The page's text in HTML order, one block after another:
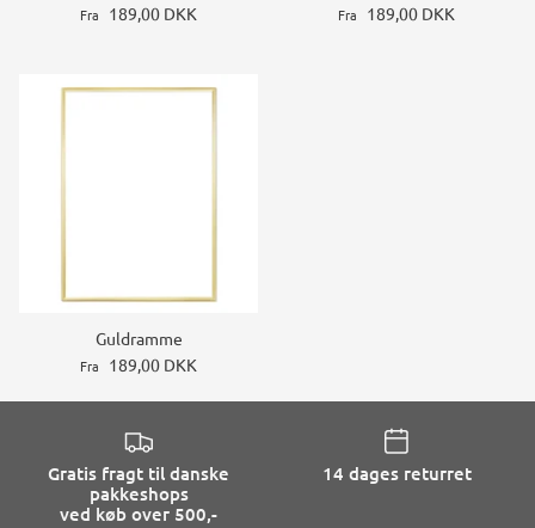
Fra 189,00 DKK Fra 189,00 DKK
Guldramme
Fra 189,00 DKK
Gratis fragt til danske
pakkeshops
ved køb over 500,-
14 dages returret